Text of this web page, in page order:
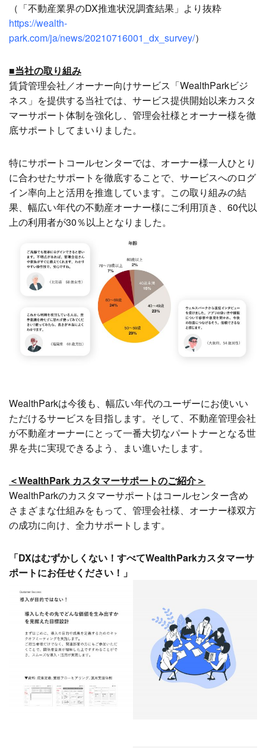
（「不動産業界のDX推進状況調査結果」より抜粋
https://wealth-
park.com/ja/news/20210716001_dx_survey/）
■当社の取り組み
賃貸管理会社／オーナー向けサービス「WealthParkビジ
ネス」を提供する当社では、サービス提供開始以来カスタ
マーサポート体制を強化し、管理会社様とオーナー様を徹
底サポートしてまいりました。
特にサポートコールセンターでは、オーナー様一人ひとり
に合わせたサポートを徹底することで、サービスへのログ
イン率向上と活用を推進しています。この取り組みの結
果、幅広い年代の不動産オーナー様にご利用頂き、60代以
上の利用者が30％以上となりました。
WealthParkは今後も、幅広い年代のユーザーにお使いい
ただけるサービスを目指します。そして、不動産管理会社
が不動産オーナーにとって一番大切なパートナーとなる世
界を共に実現できるよう、まい進いたします。
＜WealthPark カスタマーサポートのご紹介＞
WealthParkのカスタマーサポートはコールセンター含め
さまざまな仕組みをもって、管理会社様、オーナー様双方
の成功に向け、全力サポートします。
「DXはむずかしくない！すべてWealthParkカスタマーサ
ポートにお任せください！」